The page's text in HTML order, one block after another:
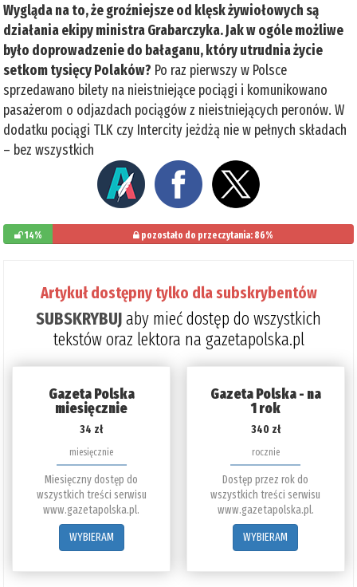
Wygląda na to, że groźniejsze od klęsk żywiołowych są
działania ekipy ministra Grabarczyka. Jak w ogóle możliwe
było doprowadzenie do bałaganu, który utrudnia życie
setkom tysięcy Polaków? Po raz pierwszy w Polsce
sprzedawano bilety na nieistniejące pociągi i komunikowano
pasażerom o odjazdach pociągów z nieistniejących peronów. W
dodatku pociągi TLK czy Intercity jeżdżą nie w pełnych składach
– bez wszystkich
14% pozostało do przeczytania: 86%
Artykuł dostępny tylko dla subskrybentów
SUBSKRYBUJaby mieć dostęp do wszystkich
tekstów oraz lektora na gazetapolska.pl
Gazeta Polska
miesięcznie
34 zł
miesięcznie
Miesięczny dostęp do
wszystkich treści serwisu
www.gazetapolska.pl.
WYBIERAM
Gazeta Polska - na
1 rok
340 zł
rocznie
Dostęp przez rok do
wszystkich treści serwisu
www.gazetapolska.pl.
WYBIERAM